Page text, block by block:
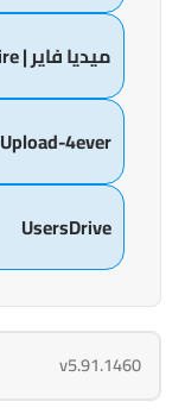
ميديا فاير | MediaFire
Upload-4ever
UsersDrive
v5.91.1460